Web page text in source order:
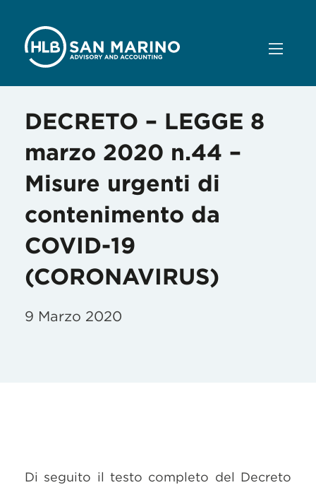
DECRETO – LEGGE 8
marzo 2020 n.44 –
Misure urgenti di
contenimento da
COVID-19
(CORONAVIRUS)
9 Marzo 2020
Di seguito il testo completo del Decreto